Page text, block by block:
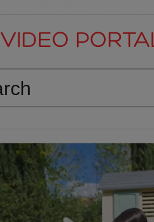
VIDEO